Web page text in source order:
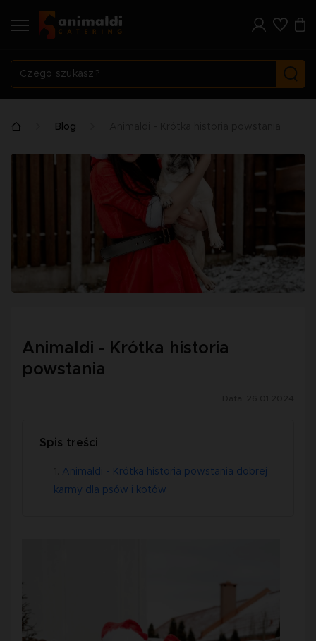
Blog
Animaldi - Krótka historia
powstania
Spis treści
Animaldi - Krótka historia powstania dobrej
karmy dla psów i kotów